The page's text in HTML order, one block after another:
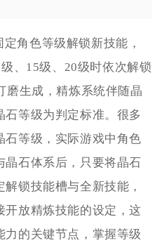
角色等级解锁新技能，
、15级、20级时依次解锁
磨生成，精炼系统伴随晶
等级为判定标准。很多
石等级，实际游戏中角色
晶石体系后，只要将晶石
锁技能槽与全新技能，
开放精炼技能的设定，这
的关键节点，掌握等级